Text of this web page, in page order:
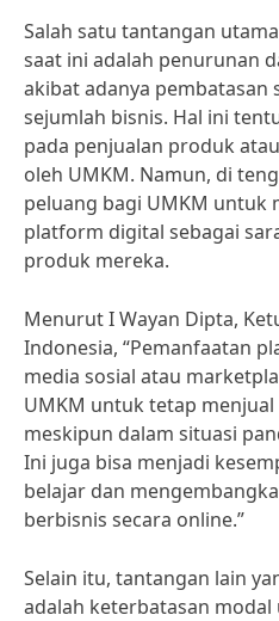
Salah satu tantangan
saat ini adalah penurunan
akibat adanya pembatasan
sejumlah bisnis. Hal ini
pada penjualan produk
oleh UMKM. Namun, di
peluang bagi UMKM untuk
platform digital sebagai
produk mereka.
Menurut I Wayan Dipta,
Indonesia, “Pemanfaatan
media sosial atau
UMKM untuk tetap
meskipun dalam situasi
Ini juga bisa menjadi
belajar dan
berbisnis secara online.”
Selain itu, tantangan lain
adalah keterbatasan